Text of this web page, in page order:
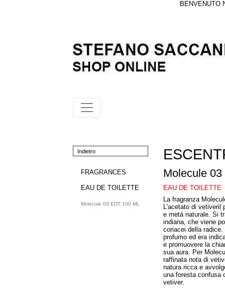
BENVENUTO
Indietro
FRAGRANCES
EAU DE TOILETTE
Molecule 03 EDT 100 ML
Molecule
EAU DE TOILETTE
La fragranza
L'acetato di
e metà naturale. Si
indiana, che viene
coriacei della
profumo ed era
e promuovere la
sua aura. Per
raffinata nota di
natura ricca e
una foresta confusa
vetiver.